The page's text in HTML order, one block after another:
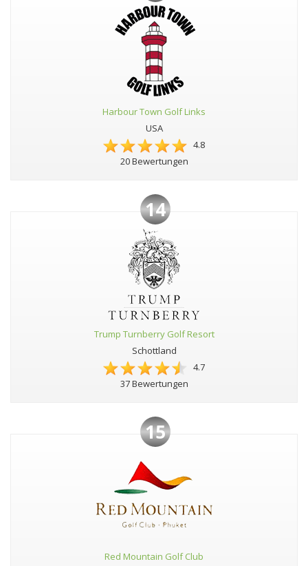
Harbour Town Golf Links
USA
4.8
20 Bewertungen
14
Trump Turnberry Golf Resort
Schottland
4.7
37 Bewertungen
15
Red Mountain Golf Club